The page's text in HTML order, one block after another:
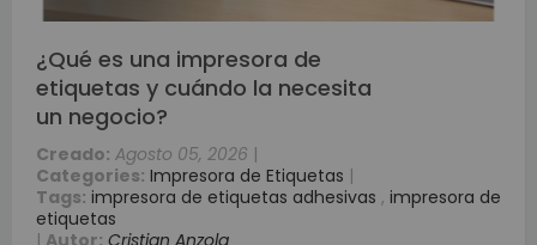
¿Qué es una impresora de
etiquetas y cuándo la necesita
un negocio?
Creado: Agosto 05, 2026 |
Categories: Impresora de Etiquetas |
Tags: impresora de etiquetas adhesivas , impresora de
etiquetas